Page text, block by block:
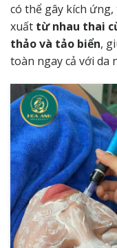
có thể gây kích
xuất từ nhau thai
thảo và tảo biển,
toàn ngay cả với da